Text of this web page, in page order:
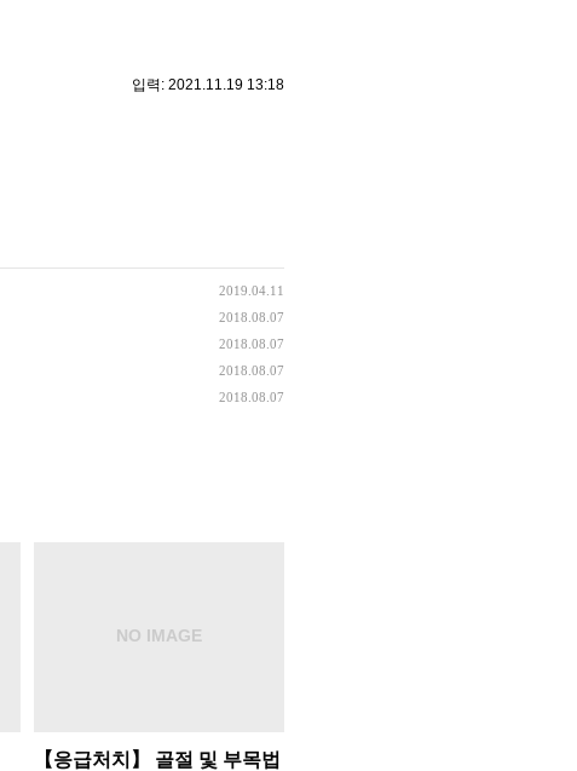
입력: 2021.11.19 13:18
2019.04.11
2018.08.07
2018.08.07
2018.08.07
2018.08.07
【응급처치】 골절 및 부목법